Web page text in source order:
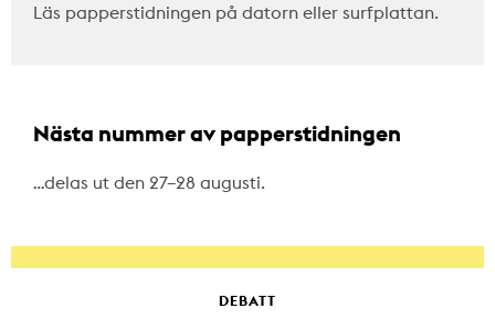
Läs papperstidningen på datorn eller surfplattan.
Nästa nummer av papperstidningen
…delas ut den 27–28 augusti.
DEBATT